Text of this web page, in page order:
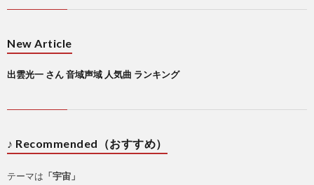
New Article
出雲光一 さん 音域声域 人気曲 ランキング
♪ Recommended（おすすめ）
テーマは 「宇宙」